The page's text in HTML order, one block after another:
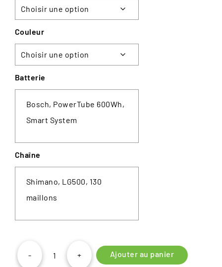
Couleur
Batterie
Bosch, PowerTube 600Wh,
Smart System
Chaîne
Shimano, LG500, 130
maillons
-
quantité
+ Ajouter au panier